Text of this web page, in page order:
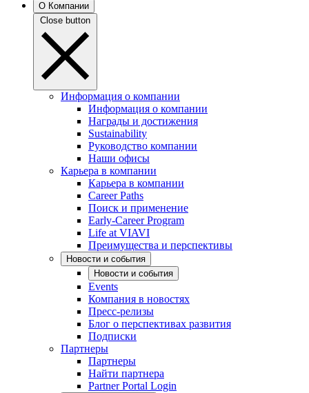
О Компании
Close button
Информация о компании
Информация о компании
Награды и достижения
Sustainability
Руководство компании
Наши офисы
Карьера в компании
Карьера в компании
Career Paths
Поиск и применение
Early-Career Program
Life at VIAVI
Преимущества и перспективы
Новости и события
Новости и события
Events
Компания в новостях
Пресс-релизы
Блог о перспективах развития
Подписки
Партнеры
Партнеры
Найти партнера
Partner Portal Login